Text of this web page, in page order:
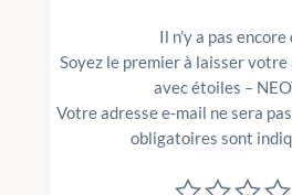
Il n’y a pas encore
Soyez le premier à laisser votre
avec étoiles –
Votre adresse e-mail ne sera
obligatoires sont